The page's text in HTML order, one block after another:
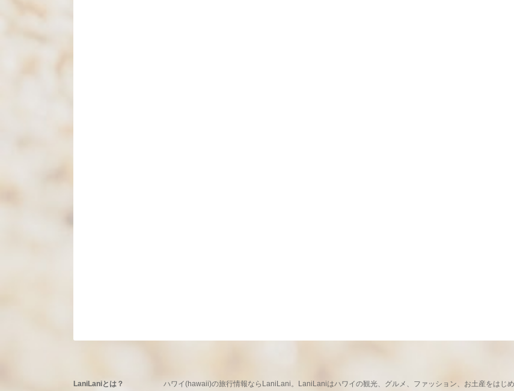
LaniLaniとは？
ハワイ(hawaii)の旅行情報ならLaniLani。LaniLaniはハワイの観光、グルメ、ファッション、お土産をはじ